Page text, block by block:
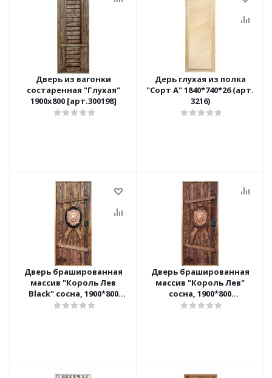
Дверь из вагонки
состаренная "Глухая"
1900х800 [арт.300198]
Дерь глухая из полка
"Сорт А" 1840*740*26 (арт.
3216)
Дверь брашированная
массив "Король Лев
Black" сосна, 1900*800
[арт.408198]
Дверь брашированная
массив "Король Лев"
сосна, 1900*800
[арт.408088]